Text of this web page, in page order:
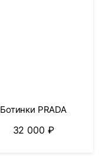
Ботинки PRADA
32 000 ₽